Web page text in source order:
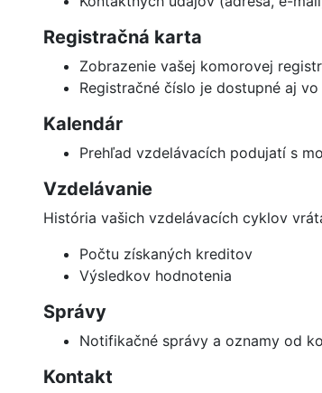
Registračná karta
Zobrazenie vašej komorovej
Registračné číslo je dostupné aj
Kalendár
Prehľad vzdelávacích podujatí s
Vzdelávanie
História vašich vzdelávacích cyklov
Počtu získaných kreditov
Výsledkov hodnotenia
Správy
Notifikačné správy a oznamy od
Kontakt